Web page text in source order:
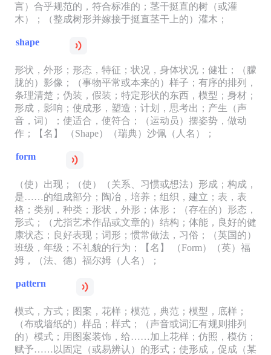
言）合乎规范的，符合标准的；茎干挺直的树（或灌
木）；（整成树形并嫁接于挺直茎干上的）灌木；
shape
形状，外形；形态，特征；状况，身体状况；健壮；（朦
胧的）影像；（事物平常或本来的）样子；有序的排列，
条理清楚；伪装，假装；特定形状的东西，模型；身材；
形成，影响；使成形，塑造；计划，思考出；产生（声
音，词）；使适合，使符合；（运动员）摆姿势，做动
作；【名】 （Shape）（瑞典）沙佩（人名）；
form
（使）出现；（使）（关系、习惯或想法）形成；构成，
是……的组成部分；陶冶，培养；组织，建立；表，表
格；类别，种类；形状，外形；体形；（存在的）形态，
形式；（尤指艺术作品或文章的）结构；体能，良好的健
康状态；良好表现；词形；惯常做法，习俗；（英国的）
班级，年级；不礼貌的行为；【名】 （Form）（英）福
姆，（法、德）福尔姆（人名）；
pattern
模式，方式；图案，花样；模范，典范；模型，底样；
（布或墙纸的）样品；样式；（声音或词汇有规则排列
的）模式；用图案装饰，给……加上花样；仿照，模仿；
赋予……以固定（或易辨认）的形式；使形成，促成（某